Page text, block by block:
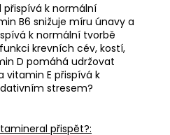
přispívá k normální
B6 snižuje míru únavy a
k normální tvorbě
krevních cév, kostí,
D pomáhá udržovat
vitamin E přispívá k
stresem?
přispět?: